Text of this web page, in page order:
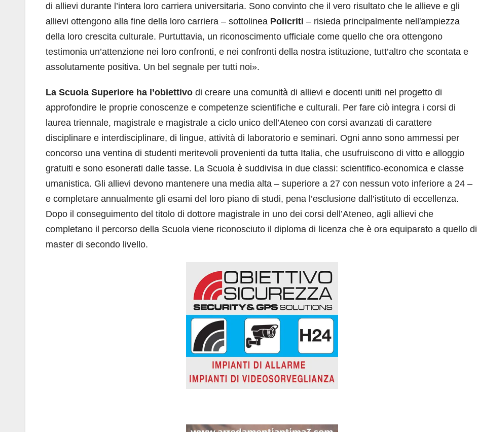
di allievi durante l’intera loro carriera universitaria. Sono convinto che il vero risultato che le allieve e gli
allievi ottengono alla fine della loro carriera – sottolinea Policriti – risieda principalmente nell'ampiezza
della loro crescita culturale. Purtuttavia, un riconoscimento ufficiale come quello che ora ottengono
testimonia un’attenzione nei loro confronti, e nei confronti della nostra istituzione, tutt’altro che scontata e
assolutamente positiva. Un bel segnale per tutti noi».
La Scuola Superiore ha l’obiettivo di creare una comunità di allievi e docenti uniti nel progetto di
approfondire le proprie conoscenze e competenze scientifiche e culturali. Per fare ciò integra i corsi di
laurea triennale, magistrale e magistrale a ciclo unico dell’Ateneo con corsi avanzati di carattere
disciplinare e interdisciplinare, di lingue, attività di laboratorio e seminari. Ogni anno sono ammessi per
concorso una ventina di studenti meritevoli provenienti da tutta Italia, che usufruiscono di vitto e alloggio
gratuiti e sono esonerati dalle tasse. La Scuola è suddivisa in due classi: scientifico-economica e classe
umanistica. Gli allievi devono mantenere una media alta – superiore a 27 con nessun voto inferiore a 24 –
e completare annualmente gli esami del loro piano di studi, pena l’esclusione dall’istituto di eccellenza.
Dopo il conseguimento del titolo di dottore magistrale in uno dei corsi dell’Ateneo, agli allievi che
completano il percorso della Scuola viene riconosciuto il diploma di licenza che è ora equiparato a quello di
master di secondo livello.